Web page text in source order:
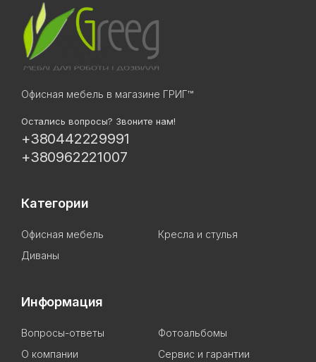
Офисная мебель в магазине ГРИГ™
Остались вопросы? Звоните нам!
+380442229991
+380962221007
Категории
Офисная мебель
Кресла и стулья
Диваны
Информация
Вопросы-ответы
Фотоальбомы
О компании
Сервис и гарантии